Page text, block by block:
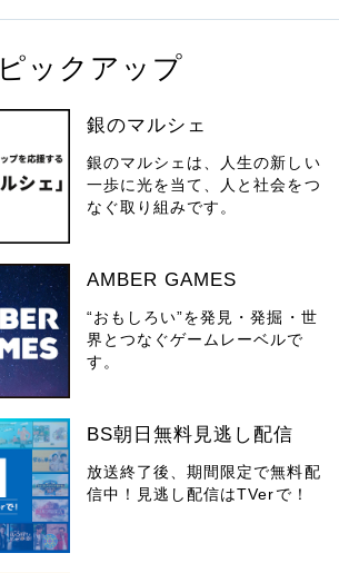
ピックアップ
銀のマルシェ
銀のマルシェは、人生の新しい
一歩に光を当て、人と社会をつ
なぐ取り組みです。
AMBER GAMES
“おもしろい”を発見・発掘・世
界とつなぐゲームレーベルで
す。
BS朝日無料見逃し配信
放送終了後、期間限定で無料配
信中！見逃し配信はTVerで！